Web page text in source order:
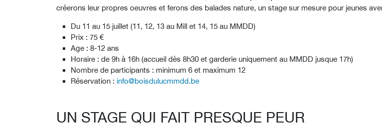
créerons leur propres oeuvres et ferons des balades nature, un stage sur mesure pour jeunes
Du 11 au 15 juillet (11, 12, 13 au Mill et 14, 15 au MMDD)
Prix : 75 €
Age : 8-12 ans
Horaire : de 9h à 16h (accueil dès 8h30 et garderie uniquement au MMDD jusque 17h)
Nombre de participants : minimum 6 et maximum 12
Réservation : info@boisdulucmmdd.be
UN STAGE QUI FAIT PRESQUE PEUR